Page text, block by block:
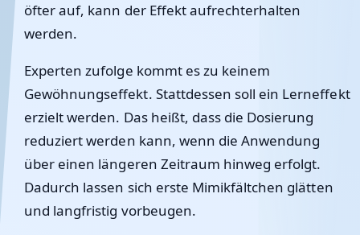
öfter auf, kann der Effekt aufrechterhalten
werden.
Experten zufolge kommt es zu keinem
Gewöhnungseffekt. Stattdessen soll ein Lerneffekt
erzielt werden. Das heißt, dass die Dosierung
reduziert werden kann, wenn die Anwendung
über einen längeren Zeitraum hinweg erfolgt.
Dadurch lassen sich erste Mimikfältchen glätten
und langfristig vorbeugen.